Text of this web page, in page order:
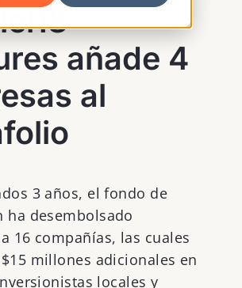
añade 4
al
3 años, el fondo de
ha desembolsado
16 compañías, las cuales
millones adicionales en
locales y